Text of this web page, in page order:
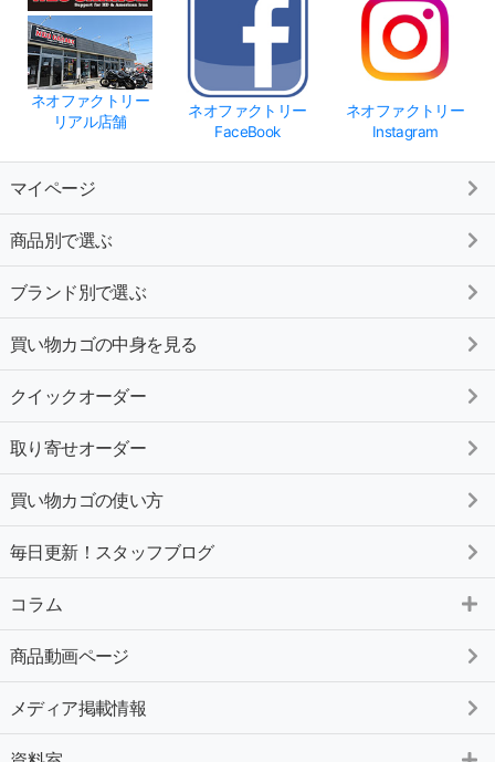
ネオファクトリー
リアル店舗
ネオファクトリー
FaceBook
ネオファクトリー
Instagram
マイページ
商品別で選ぶ
ブランド別で選ぶ
買い物カゴの中身を見る
クイックオーダー
取り寄せオーダー
買い物カゴの使い方
毎日更新！スタッフブログ
コラム
商品動画ページ
メディア掲載情報